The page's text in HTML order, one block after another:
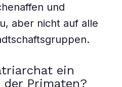
und
aber nicht auf alle
ein
Primaten?